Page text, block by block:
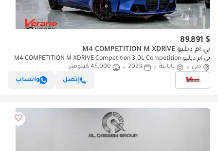
$ 89,891
بي أم دبليو M4 COMPETITION M XDRIVE
بي أم دبليو M4 COMPETITION M XDRIVE Competition 3.0L Competition
Convertible – Special Color Edition
دبي يابانية 2023
45,000 كيلومتر
إتصل
واتساب